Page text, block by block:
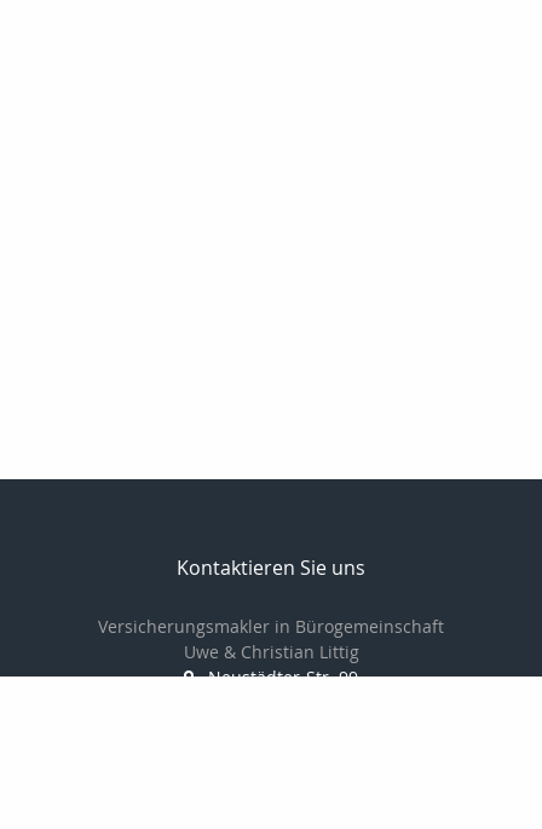
Kontaktieren Sie uns
Versicherungsmakler in Bürogemeinschaft
Uwe & Christian Littig
Neustädter-Str. 99